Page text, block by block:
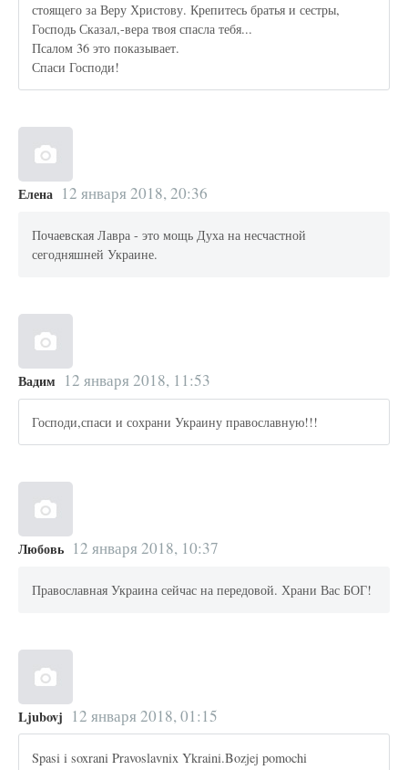
стоящего за Веру Христову. Крепитесь братья и сестры,
Господь Сказал,-вера твоя спасла тебя...
Псалом 36 это показывает.
Спаси Господи!
Елена 12 января 2018, 20:36
Почаевская Лавра - это мощь Духа на несчастной
сегодняшней Украине.
Вадим 12 января 2018, 11:53
Господи,спаси и сохрани Украину православную!!!
Любовь 12 января 2018, 10:37
Православная Украина сейчас на передовой. Храни Вас БОГ!
Ljubovj 12 января 2018, 01:15
Spasi i soxrani Pravoslavnix Ykraini.Bozjej pomochi